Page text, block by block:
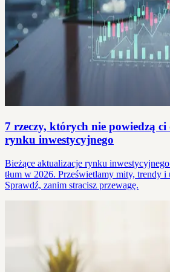
7 rzeczy, których nie powiedzą
rynku inwestycyjnego
Bieżące aktualizacje rynku
tłum w 2026. Prześwietlamy mity, trendy i
Sprawdź, zanim stracisz przewagę.